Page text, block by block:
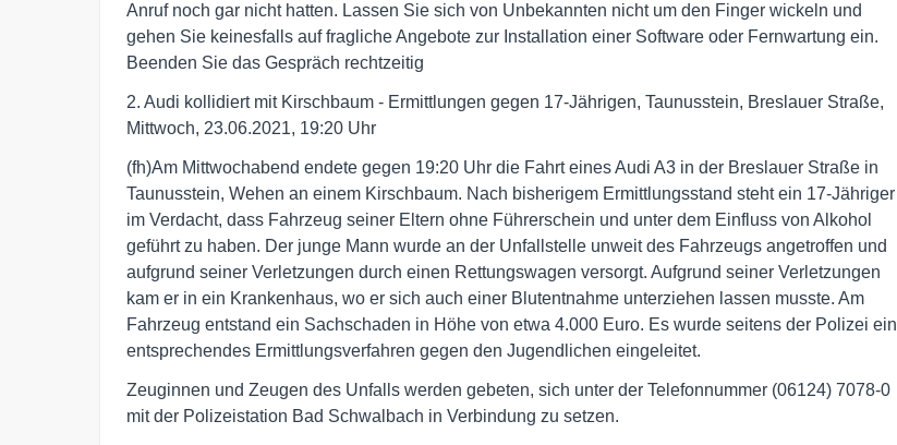
Anruf noch gar nicht hatten. Lassen Sie sich von Unbekannten nicht um den Finger wickeln und
gehen Sie keinesfalls auf fragliche Angebote zur Installation einer Software oder Fernwartung ein.
Beenden Sie das Gespräch rechtzeitig
2. Audi kollidiert mit Kirschbaum - Ermittlungen gegen 17-Jährigen, Taunusstein, Breslauer Straße,
Mittwoch, 23.06.2021, 19:20 Uhr
(fh)Am Mittwochabend endete gegen 19:20 Uhr die Fahrt eines Audi A3 in der Breslauer Straße in
Taunusstein, Wehen an einem Kirschbaum. Nach bisherigem Ermittlungsstand steht ein 17-Jähriger
im Verdacht, dass Fahrzeug seiner Eltern ohne Führerschein und unter dem Einfluss von Alkohol
geführt zu haben. Der junge Mann wurde an der Unfallstelle unweit des Fahrzeugs angetroffen und
aufgrund seiner Verletzungen durch einen Rettungswagen versorgt. Aufgrund seiner Verletzungen
kam er in ein Krankenhaus, wo er sich auch einer Blutentnahme unterziehen lassen musste. Am
Fahrzeug entstand ein Sachschaden in Höhe von etwa 4.000 Euro. Es wurde seitens der Polizei ein
entsprechendes Ermittlungsverfahren gegen den Jugendlichen eingeleitet.
Zeuginnen und Zeugen des Unfalls werden gebeten, sich unter der Telefonnummer (06124) 7078-0
mit der Polizeistation Bad Schwalbach in Verbindung zu setzen.